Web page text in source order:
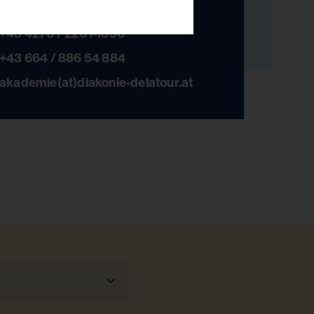
+43 4276 / 2201-1350
+43 664 / 886 54 884
akademie(at)diakonie-delatour.at